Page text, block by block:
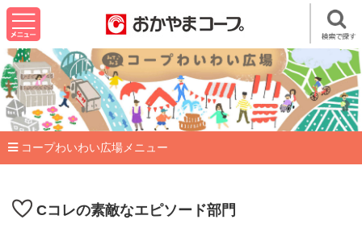
コープわいわい広場メニュー
Cコレの素敵なエピソード部門